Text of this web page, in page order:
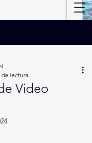
Video
de lectura